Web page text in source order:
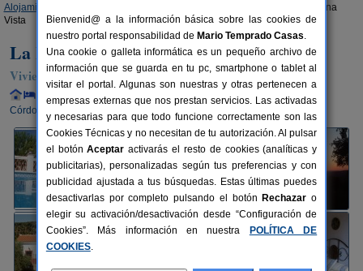
Alojamientos
> La Loma de La Buena
Vista
La Loma de La Buena Vista
Vivienda turística en Pozoblanco (Córdoba)
Alquiler completo y por habitaciones 2-12 plazas
50 km de
Córdoba
Bienvenid@ a la información básica sobre las cookies de
nuestro portal responsabilidad de Mario Temprado Casas.
Una cookie o galleta informática es un pequeño archivo de
información que se guarda en tu pc, smartphone o tablet al
visitar el portal. Algunas son nuestras y otras pertenecen a
empresas externas que nos prestan servicios. Las activadas
y necesarias para que todo funcione correctamente son las
Cookies Técnicas y no necesitan de tu autorización. Al pulsar
el botónAceptar activarás el resto de cookies (analíticas y
publicitarias), personalizadas según tus preferencias y con
publicidad ajustada a tus búsquedas. Estas últimas puedes
desactivarlas por completo pulsando el botón Rechazar o
elegir su activación/desactivación desde “Configuración de
Cookies”. Más información en nuestra
POLÍTICA DE
COOKIES.